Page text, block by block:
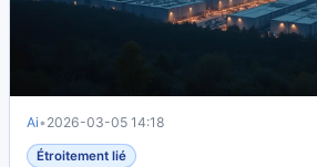
Ai• 2026-03-05 14:18
Étroitement lié